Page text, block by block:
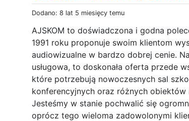
Dodano: 8 lat 5 miesięcy temu
AJSKOM to doświadczona i godna
1991 roku proponuje swoim klientom
audiowizualne w bardzo dobrej cenie.
usługowa, to doskonała oferta przede
które potrzebują nowoczesnych sal
konferencyjnych oraz różnych
Jesteśmy w stanie pochwalić się
oprócz tego wieloma zadowolonymi